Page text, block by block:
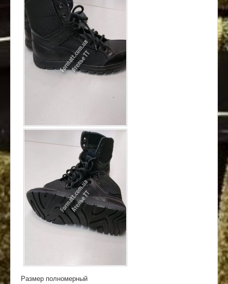
Размер полномерный